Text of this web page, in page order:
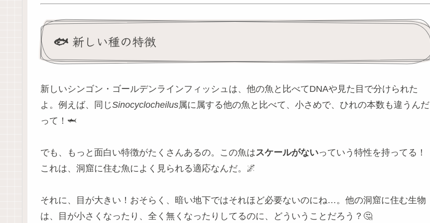
🐟 新しい種の特徴
新しいシンゴン・ゴールデンラインフィッシュは、他の魚と比べてDNAや見た目で分けられた
よ。例えば、同じSinocyclocheilus属に属する他の魚と比べて、小さめで、ひれの本数も違うんだ
って！🦈
でも、もっと面白い特徴がたくさんあるの。この魚はスケールがないっていう特性を持ってる！
これは、洞窟に住む魚によく見られる適応なんだ。🌌
それに、目が大きい！おそらく、暗い地下ではそれほど必要ないのにね…。他の洞窟に住む生物
は、目が小さくなったり、全く無くなったりしてるのに、どういうことだろう？🤔